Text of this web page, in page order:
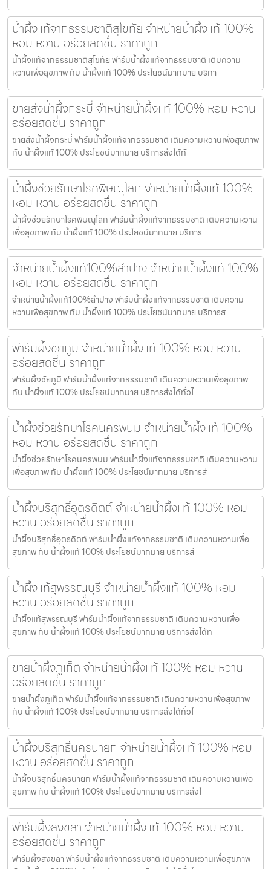
น้ำผึ้งแท้จากธรรมชาติสุโขทัย จำหน่ายน้ำผึ้งแท้ 100%
หอม หวาน อร่อยสดชื่น ราคาถูก
น้ำผึ้งแท้จากธรรมชาติสุโขทัย ฟาร์มน้ำผึ้งแท้จากธรรมชาติ เติมความ
หวานเพื่อสุขภาพ กับ น้ำผึ้งแท้ 100% ประโยชน์มากมาย บริกา
ขายส่งน้ำผึ้งกระบี่ จำหน่ายน้ำผึ้งแท้ 100% หอม หวาน
อร่อยสดชื่น ราคาถูก
ขายส่งน้ำผึ้งกระบี่ ฟาร์มน้ำผึ้งแท้จากธรรมชาติ เติมความหวานเพื่อสุขภาพ
กับ น้ำผึ้งแท้ 100% ประโยชน์มากมาย บริการส่งได้ทั
น้ำผึ้งช่วยรักษาโรคพิษณุโลก จำหน่ายน้ำผึ้งแท้ 100%
หอม หวาน อร่อยสดชื่น ราคาถูก
น้ำผึ้งช่วยรักษาโรคพิษณุโลก ฟาร์มน้ำผึ้งแท้จากธรรมชาติ เติมความหวาน
เพื่อสุขภาพ กับ น้ำผึ้งแท้ 100% ประโยชน์มากมาย บริการ
จำหน่ายน้ำผึ้งแท้100%ลำปาง จำหน่ายน้ำผึ้งแท้ 100%
หอม หวาน อร่อยสดชื่น ราคาถูก
จำหน่ายน้ำผึ้งแท้100%ลำปาง ฟาร์มน้ำผึ้งแท้จากธรรมชาติ เติมความ
หวานเพื่อสุขภาพ กับ น้ำผึ้งแท้ 100% ประโยชน์มากมาย บริการส
ฟาร์มผึ้งชัยภูมิ จำหน่ายน้ำผึ้งแท้ 100% หอม หวาน
อร่อยสดชื่น ราคาถูก
ฟาร์มผึ้งชัยภูมิ ฟาร์มน้ำผึ้งแท้จากธรรมชาติ เติมความหวานเพื่อสุขภาพ
กับ น้ำผึ้งแท้ 100% ประโยชน์มากมาย บริการส่งได้ทั่วไ
น้ำผึ้งช่วยรักษาโรคนครพนม จำหน่ายน้ำผึ้งแท้ 100%
หอม หวาน อร่อยสดชื่น ราคาถูก
น้ำผึ้งช่วยรักษาโรคนครพนม ฟาร์มน้ำผึ้งแท้จากธรรมชาติ เติมความหวาน
เพื่อสุขภาพ กับ น้ำผึ้งแท้ 100% ประโยชน์มากมาย บริการส่
น้ำผึ้งบริสุทธิ์อุตรดิตถ์ จำหน่ายน้ำผึ้งแท้ 100% หอม
หวาน อร่อยสดชื่น ราคาถูก
น้ำผึ้งบริสุทธิ์อุตรดิตถ์ ฟาร์มน้ำผึ้งแท้จากธรรมชาติ เติมความหวานเพื่อ
สุขภาพ กับ น้ำผึ้งแท้ 100% ประโยชน์มากมาย บริการส่
น้ำผึ้งแท้สุพรรณบุรี จำหน่ายน้ำผึ้งแท้ 100% หอม
หวาน อร่อยสดชื่น ราคาถูก
น้ำผึ้งแท้สุพรรณบุรี ฟาร์มน้ำผึ้งแท้จากธรรมชาติ เติมความหวานเพื่อ
สุขภาพ กับ น้ำผึ้งแท้ 100% ประโยชน์มากมาย บริการส่งได้ท
ขายน้ำผึ้งภูเก็ต จำหน่ายน้ำผึ้งแท้ 100% หอม หวาน
อร่อยสดชื่น ราคาถูก
ขายน้ำผึ้งภูเก็ต ฟาร์มน้ำผึ้งแท้จากธรรมชาติ เติมความหวานเพื่อสุขภาพ
กับ น้ำผึ้งแท้ 100% ประโยชน์มากมาย บริการส่งได้ทั่วไ
น้ำผึ้งบริสุทธิ์นครนายก จำหน่ายน้ำผึ้งแท้ 100% หอม
หวาน อร่อยสดชื่น ราคาถูก
น้ำผึ้งบริสุทธิ์นครนายก ฟาร์มน้ำผึ้งแท้จากธรรมชาติ เติมความหวานเพื่อ
สุขภาพ กับ น้ำผึ้งแท้ 100% ประโยชน์มากมาย บริการส่งไ
ฟาร์มผึ้งสงขลา จำหน่ายน้ำผึ้งแท้ 100% หอม หวาน
อร่อยสดชื่น ราคาถูก
ฟาร์มผึ้งสงขลา ฟาร์มน้ำผึ้งแท้จากธรรมชาติ เติมความหวานเพื่อสุขภาพ